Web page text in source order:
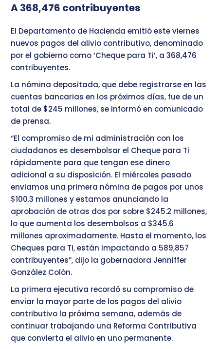
A 368,476 contribuyentes
El Departamento de Hacienda emitió este viernes
nuevos pagos del alivio contributivo, denominado
por el gobierno como ‘Cheque para Ti’, a 368,476
contribuyentes.
La nómina depositada, que debe registrarse en las
cuentas bancarias en los próximos días, fue de un
total de $245 millones, se informó en comunicado
de prensa.
“El compromiso de mi administración con los
ciudadanos es desembolsar el Cheque para Ti
rápidamente para que tengan ese dinero
adicional a su disposición. El miércoles pasado
enviamos una primera nómina de pagos por unos
$100.3 millones y estamos anunciando la
aprobación de otras dos por sobre $245.2 millones,
lo que aumenta los desembolsos a $345.6
millones aproximadamente. Hasta el momento, los
Cheques para Ti, están impactando a 589,857
contribuyentes”, dijo la gobernadora Jenniffer
González Colón.
La primera ejecutiva recordó su compromiso de
enviar la mayor parte de los pagos del alivio
contributivo la próxima semana, además de
continuar trabajando una Reforma Contributiva
que convierta el alivio en uno permanente.